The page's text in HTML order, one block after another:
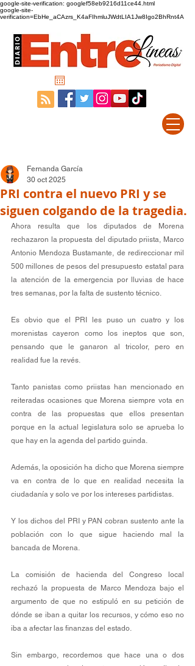
google-site-verification: googlef58eb9216d11ce44.html
google-site-
verification=EbHe_aCAzrs_K4aFIhmluJWdtLIA1Jw8Igo2BhRnt4A
PRI contra el nuevo PRI y se
siguen colgando de la tragedia.
Fernanda García
30 oct 2025
Ahora resulta que los diputados de Morena
rechazaron la propuesta del diputado priista, Marco
Antonio Mendoza Bustamante, de redireccionar mil
500 millones de pesos del presupuesto estatal para
la atención de la emergencia por lluvias de hace
tres semanas, por la falta de sustento técnico.
Es obvio que el PRI les puso un cuatro y los
morenistas cayeron como los ineptos que son,
pensando que le ganaron al tricolor, pero en
realidad fue la revés.
Tanto panistas como priistas han mencionado en
reiteradas ocasiones que Morena siempre vota en
contra de las propuestas que ellos presentan
porque en la actual legislatura solo se aprueba lo
que hay en la agenda del partido guinda.
Además, la oposición ha dicho que Morena siempre
va en contra de lo que en realidad necesita la
ciudadanía y solo ve por los intereses partidistas.
Y los dichos del PRI y PAN cobran sustento ante la
población con lo que sigue haciendo mal la
bancada de Morena.
La comisión de hacienda del Congreso local
rechazó la propuesta de Marco Mendoza bajo el
argumento de que no estipuló en su petición de
dónde se iban a quitar los recursos, y cómo eso no
iba a afectar las finanzas del estado.
Sin embargo, recordemos que hace una o dos